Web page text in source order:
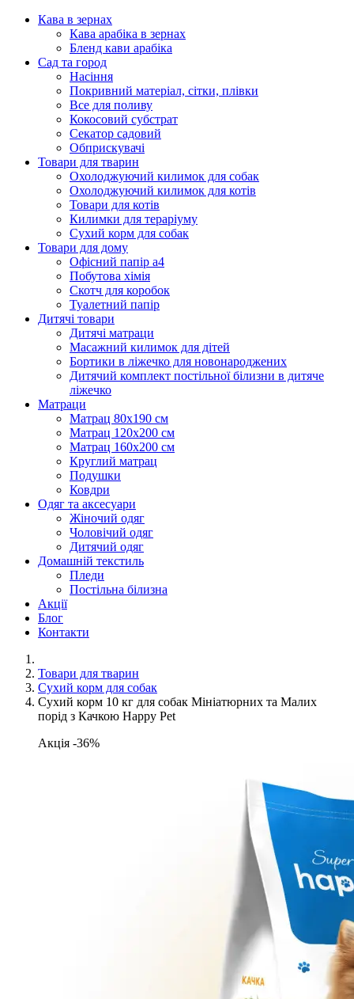
Кава в зернах
Кава арабіка в зернах
Бленд кави арабіка
Сад та город
Насіння
Покривний матеріал, сітки, плівки
Все для поливу
Кокосовий субстрат
Секатор садовий
Обприскувачі
Товари для тварин
Охолоджуючий килимок для собак
Охолоджуючий килимок для котів
Товари для котів
Килимки для тераріуму
Сухий корм для собак
Товари для дому
Офісний папір а4
Побутова хімія
Скотч для коробок
Туалетний папір
Дитячі товари
Дитячі матраци
Масажний килимок для дітей
Бортики в ліжечко для новонароджених
Дитячий комплект постільної білизни в дитяче
ліжечко
Матраци
Матрац 80х190 см
Матрац 120х200 см
Матрац 160х200 см
Круглий матрац
Подушки
Ковдри
Одяг та аксесуари
Жіночий одяг
Чоловічий одяг
Дитячий одяг
Домашній текстиль
Пледи
Постільна білизна
Акції
Блог
Контакти
Товари для тварин
Сухий корм для собак
Сухий корм 10 кг для собак Мініатюрних та Малих
порід з Качкою Happy Pet
Акція -36%